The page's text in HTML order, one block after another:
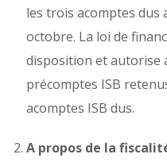
les trois acomptes dus
octobre. La loi de
disposition et autorise
précomptes ISB
acomptes ISB dus.
A propos de la